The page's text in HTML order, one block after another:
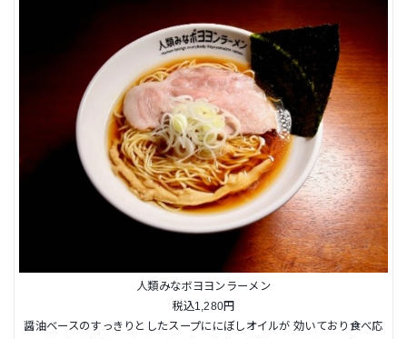
人類みなボヨヨンラーメン
税込1,280円
醤油ベースのすっきりとしたスープににぼしオイルが 効いており食べ応